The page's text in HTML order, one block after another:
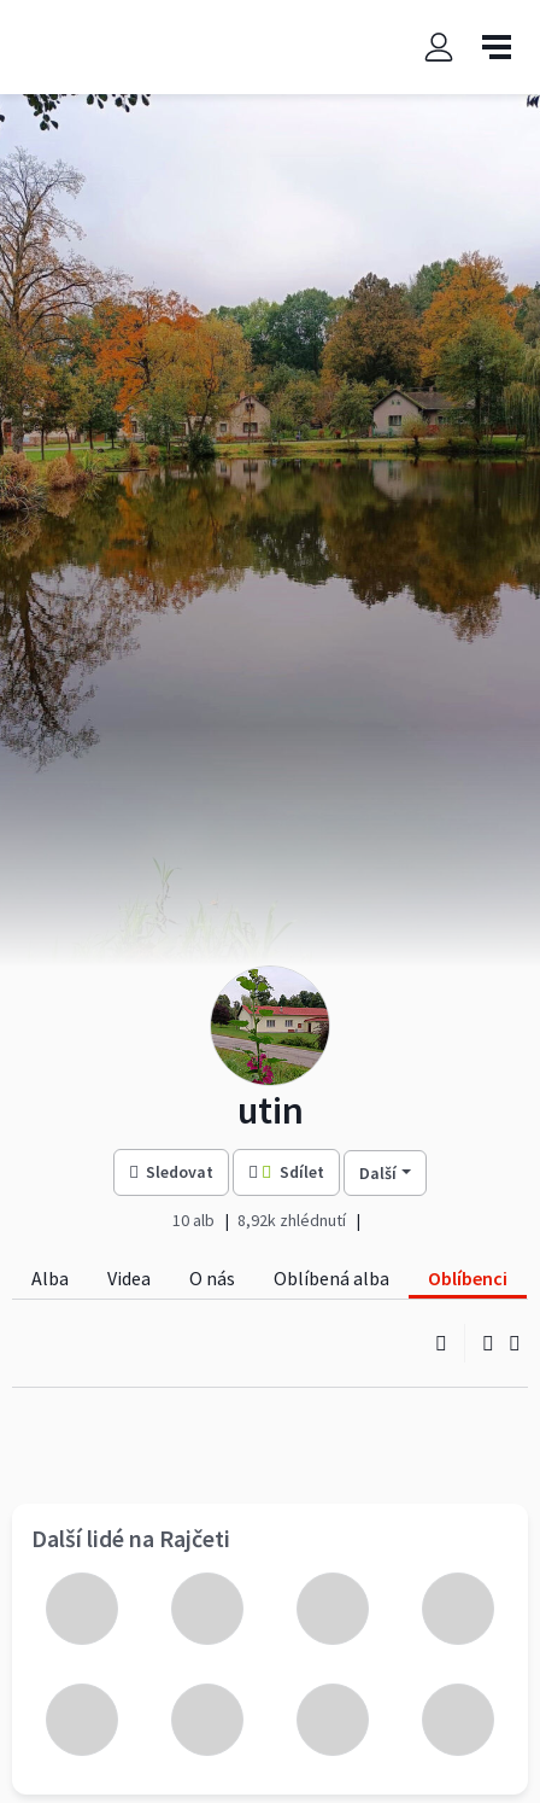
utin
Sledovat Sdílet Další
10 alb 8,92k zhlédnutí
Alba Videa O nás Oblíbená alba Oblíbenci
Další lidé na Rajčeti